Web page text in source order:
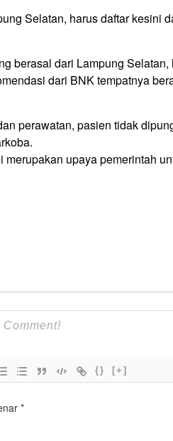
Selatan, harus daftar kesini
berasal dari Lampung
dari BNK tempatnya
perawatan, pasien tidak
merupakan upaya pemerintah
{} [+]
*